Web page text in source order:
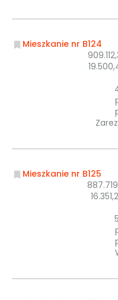
Mieszkanie nr B124
Mieszkanie nr B125